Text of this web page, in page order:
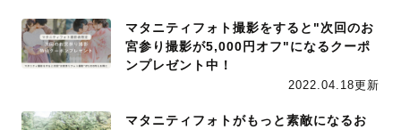
マタニティフォト撮影をすると"次回のお
宮参り撮影が5,000円オフ"になるクーポ
ンプレゼント中！
2022.04.18更新
マタニティフォトがもっと素敵になるお